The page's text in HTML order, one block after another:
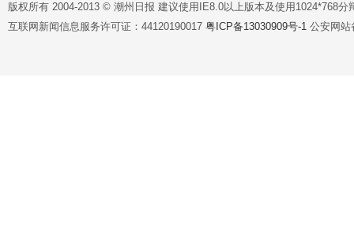
版权所有 2004-2013 © 潮州日报 建议使用IE8.0以上版本及使用1024*768分
互联网新闻信息服务许可证：44120190017 粤ICP备13030909号-1 公安网站